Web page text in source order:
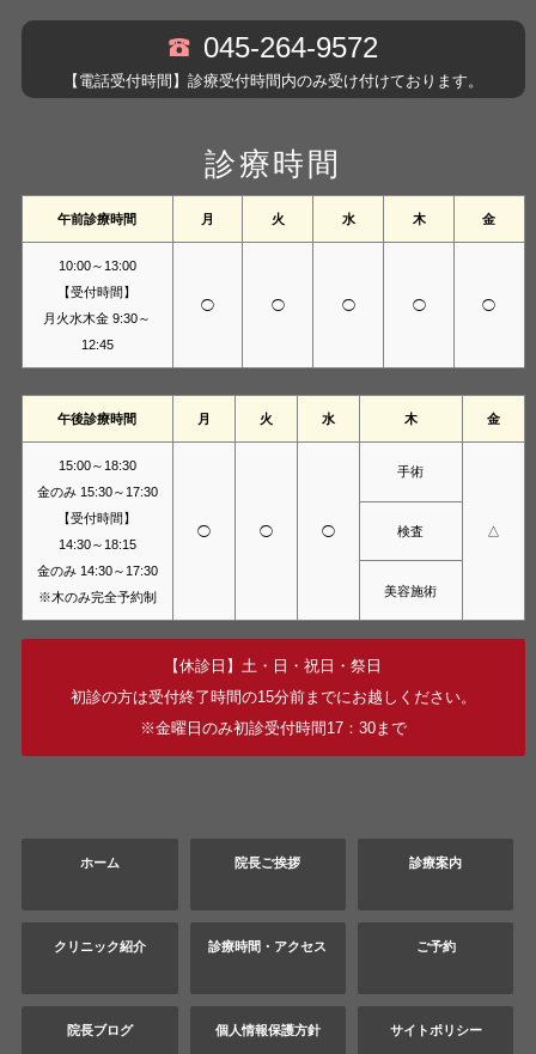
045-264-9572
【電話受付時間】診療受付時間内のみ受け付けております。
診療時間
午前診療時間 月 火 水 木 金
10:00～13:00
【受付時間】
月火水木金 9:30～
12:45
◯ ◯ ◯ ◯ ◯
午後診療時間 月 火 水 木 金
15:00～18:30
金のみ 15:30～17:30
【受付時間】
14:30～18:15
金のみ 14:30～17:30
※木のみ完全予約制
◯ ◯ ◯
手術
△
検査
美容施術
【休診日】土・日・祝日・祭日
初診の方は受付終了時間の15分前までにお越しください。
※金曜日のみ初診受付時間17：30まで
ホーム 院長ご挨拶 診療案内
クリニック紹介 診療時間・アクセス ご予約
院長ブログ 個人情報保護方針 サイトポリシー